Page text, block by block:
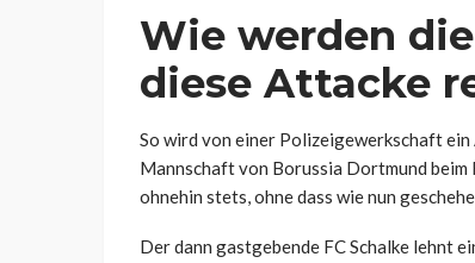
Wie werden
diese Attacke
So wird von einer Polizeigewerkschaft
Mannschaft von Borussia Dortmund
ohnehin stets, ohne dass wie nun
Der dann gastgebende FC Schalke lehnt